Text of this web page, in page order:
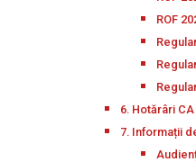
ROF
6. Hotărâri CA
7. Informații